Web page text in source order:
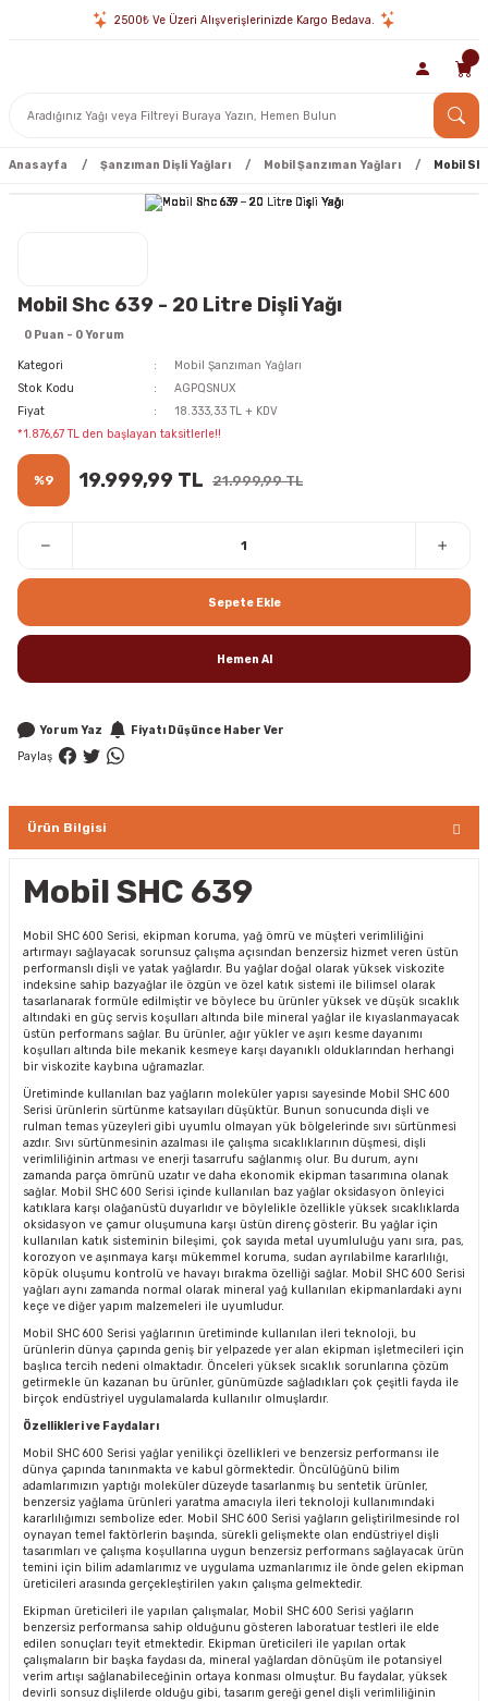
2500₺ Ve Üzeri Alışverişlerinizde Kargo Bedava.
Anasayfa Şanzıman Dişli Yağları Mobil Şanzıman Yağları Mobil
Mobil Shc 639 - 20 Litre Dişli Yağı
0 Puan - 0 Yorum
Kategori
Mobil Şanzıman Yağları
Stok Kodu
AGPQSNUX
Fiyat
18.333,33 TL + KDV
*1.876,67 TL den başlayan taksitlerle!!
%9 19.999,99 TL 21.999,99 TL
Sepete Ekle
Hemen Al
Yorum Yaz
Fiyatı Düşünce Haber Ver
Paylaş
Ürün Bilgisi
Mobil SHC 639
Mobil SHC 600 Serisi, ekipman koruma, yağ ömrü ve müşteri verimliliğini
artırmayı sağlayacak sorunsuz çalışma açısından benzersiz hizmet veren üstün
performanslı dişli ve yatak yağlardır. Bu yağlar doğal olarak yüksek viskozite
indeksine sahip bazyağlar ile özgün ve özel katık sistemi ile bilimsel olarak
tasarlanarak formüle edilmiştir ve böylece bu ürünler yüksek ve düşük sıcaklık
altındaki en güç servis koşulları altında bile mineral yağlar ile kıyaslanmayacak
üstün performans sağlar. Bu ürünler, ağır yükler ve aşırı kesme dayanımı
koşulları altında bile mekanik kesmeye karşı dayanıklı olduklarından herhangi
bir viskozite kaybına uğramazlar.
Üretiminde kullanılan baz yağların moleküler yapısı sayesinde Mobil SHC 600
Serisi ürünlerin sürtünme katsayıları düşüktür. Bunun sonucunda dişli ve
rulman temas yüzeyleri gibi uyumlu olmayan yük bölgelerinde sıvı sürtünmesi
azdır. Sıvı sürtünmesinin azalması ile çalışma sıcaklıklarının düşmesi, dişli
verimliliğinin artması ve enerji tasarrufu sağlanmış olur. Bu durum, aynı
zamanda parça ömrünü uzatır ve daha ekonomik ekipman tasarımına olanak
sağlar. Mobil SHC 600 Serisi içinde kullanılan baz yağlar oksidasyon önleyici
katıklara karşı olağanüstü duyarlıdır ve böylelikle özellikle yüksek sıcaklıklarda
oksidasyon ve çamur oluşumuna karşı üstün direnç gösterir. Bu yağlar için
kullanılan katık sisteminin bileşimi, çok sayıda metal uyumluluğu yanı sıra, pas,
korozyon ve aşınmaya karşı mükemmel koruma, sudan ayrılabilme kararlılığı,
köpük oluşumu kontrolü ve havayı bırakma özelliği sağlar. Mobil SHC 600 Serisi
yağları aynı zamanda normal olarak mineral yağ kullanılan ekipmanlardaki aynı
keçe ve diğer yapım malzemeleri ile uyumludur.
Mobil SHC 600 Serisi yağlarının üretiminde kullanılan ileri teknoloji, bu
ürünlerin dünya çapında geniş bir yelpazede yer alan ekipman işletmecileri için
başlıca tercih nedeni olmaktadır. Önceleri yüksek sıcaklık sorunlarına çözüm
getirmekle ün kazanan bu ürünler, günümüzde sağladıkları çok çeşitli fayda ile
birçok endüstriyel uygulamalarda kullanılır olmuşlardır.
Özellikleri ve Faydaları
Mobil SHC 600 Serisi yağlar yenilikçi özellikleri ve benzersiz performansı ile
dünya çapında tanınmakta ve kabul görmektedir. Öncülüğünü bilim
adamlarımızın yaptığı moleküler düzeyde tasarlanmış bu sentetik ürünler,
benzersiz yağlama ürünleri yaratma amacıyla ileri teknoloji kullanımındaki
kararlılığımızı sembolize eder. Mobil SHC 600 Serisi yağların geliştirilmesinde rol
oynayan temel faktörlerin başında, sürekli gelişmekte olan endüstriyel dişli
tasarımları ve çalışma koşullarına uygun benzersiz performans sağlayacak ürün
temini için bilim adamlarımız ve uygulama uzmanlarımız ile önde gelen ekipman
üreticileri arasında gerçekleştirilen yakın çalışma gelmektedir.
Ekipman üreticileri ile yapılan çalışmalar, Mobil SHC 600 Serisi yağların
benzersiz performansa sahip olduğunu gösteren laboratuar testleri ile elde
edilen sonuçları teyit etmektedir. Ekipman üreticileri ile yapılan ortak
çalışmaların bir başka faydası da, mineral yağlardan dönüşüm ile potansiyel
verim artışı sağlanabileceğinin ortaya konması olmuştur. Bu faydalar, yüksek
devirli sonsuz dişlilerde olduğu gibi, tasarım gereği genel dişli verimliliğinin